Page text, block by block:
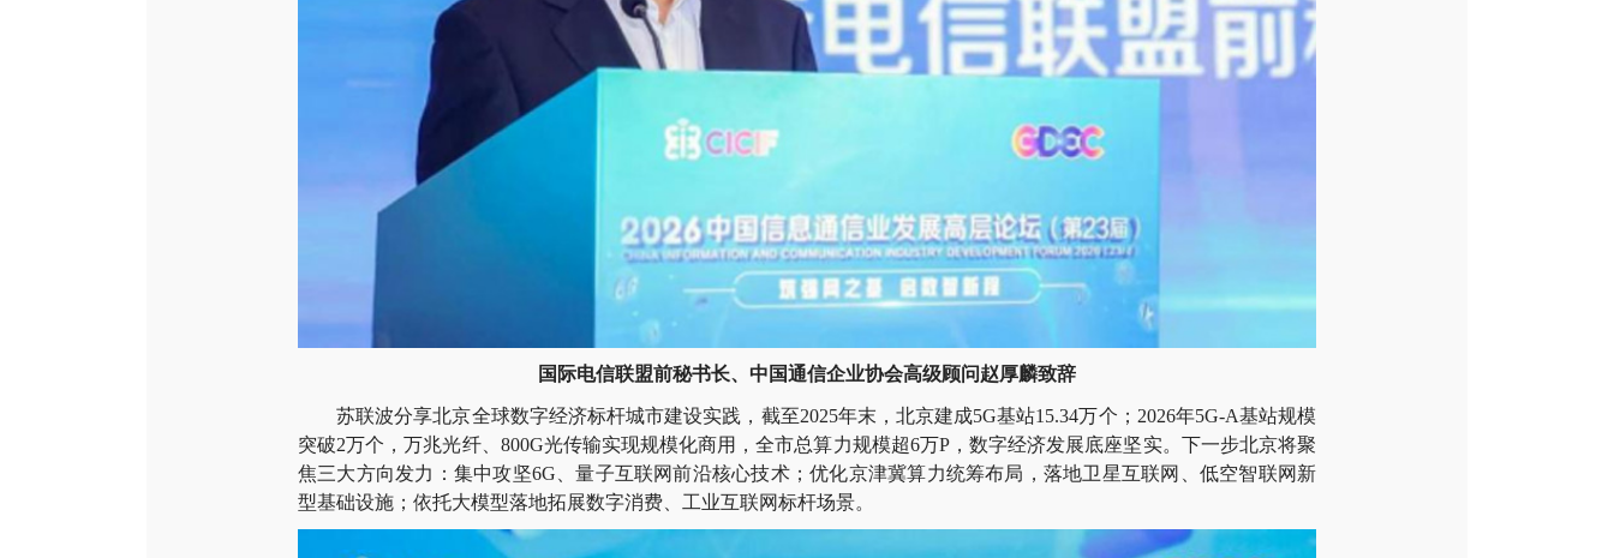
国际电信联盟前秘书长、中国通信企业协会高级顾问赵厚麟致辞
苏联波分享北京全球数字经济标杆城市建设实践，截至2025年末，北京建成5G基站15.34万个；2026年5G-A基站规模
突破2万个，万兆光纤、800G光传输实现规模化商用，全市总算力规模超6万P，数字经济发展底座坚实。下一步北京将聚
焦三大方向发力：集中攻坚6G、量子互联网前沿核心技术；优化京津冀算力统筹布局，落地卫星互联网、低空智联网新
型基础设施；依托大模型落地拓展数字消费、工业互联网标杆场景。